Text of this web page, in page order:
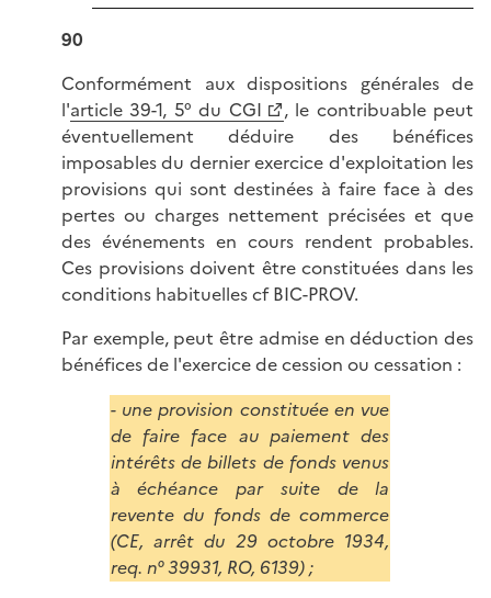
90
Conformément aux dispositions générales de
l'article 39-1, 5° du CGI
, le contribuable peut
éventuellement déduire des bénéfices
imposables du dernier exercice d'exploitation les
provisions qui sont destinées à faire face à des
pertes ou charges nettement précisées et que
des événements en cours rendent probables.
Ces provisions doivent être constituées dans les
conditions habituelles cf BIC-PROV.
Par exemple, peut être admise en déduction des
bénéfices de l'exercice de cession ou cessation :
- une provision constituée en vue
de faire face au paiement des
intérêts de billets de fonds venus
à échéance par suite de la
revente du fonds de commerce
(CE, arrêt du 29 octobre 1934,
req. n° 39931, RO, 6139) ;